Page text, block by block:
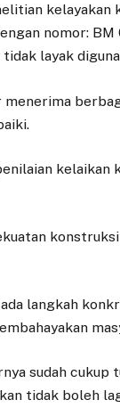
nomor:
layak
kelaikan
langkah
sudah cukup
tidak boleh